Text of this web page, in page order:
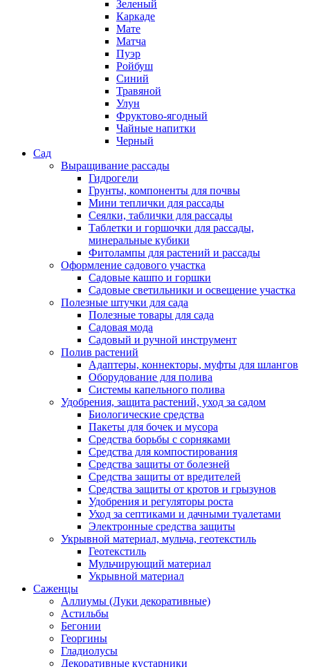
Зеленый
Каркаде
Мате
Матча
Пуэр
Ройбуш
Синий
Травяной
Улун
Фруктово-ягодный
Чайные напитки
Черный
Сад
Выращивание рассады
Гидрогели
Грунты, компоненты для почвы
Мини теплички для рассады
Сеялки, таблички для рассады
Таблетки и горшочки для рассады,
минеральные кубики
Фитолампы для растений и рассады
Оформление садового участка
Садовые кашпо и горшки
Садовые светильники и освещение участка
Полезные штучки для сада
Полезные товары для сада
Садовая мода
Садовый и ручной инструмент
Полив растений
Адаптеры, коннекторы, муфты для шлангов
Оборудование для полива
Системы капельного полива
Удобрения, защита растений, уход за садом
Биологические средства
Пакеты для бочек и мусора
Средства борьбы с сорняками
Средства для компостирования
Средства защиты от болезней
Средства защиты от вредителей
Средства защиты от кротов и грызунов
Удобрения и регуляторы роста
Уход за септиками и дачными туалетами
Электронные средства защиты
Укрывной материал, мульча, геотекстиль
Геотекстиль
Мульчирующий материал
Укрывной материал
Саженцы
Аллиумы (Луки декоративные)
Астильбы
Бегонии
Георгины
Гладиолусы
Декоративные кустарники